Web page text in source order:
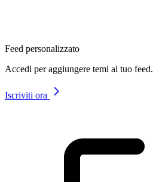
Feed personalizzato
Accedi per aggiungere temi al tuo feed.
Iscriviti ora